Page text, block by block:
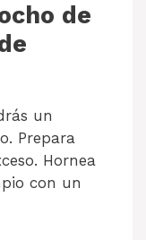
de
un
Prepara
Hornea
con un